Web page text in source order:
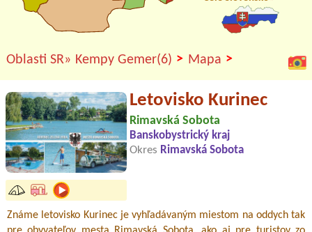
Oblasti SR» Kempy Gemer(6) > Mapa >
Letovisko Kurinec
Rimavská Sobota
Banskobystrický kraj
Okres Rimavská Sobota
Známe letovisko Kurinec je vyhľadávaným miestom na oddych tak